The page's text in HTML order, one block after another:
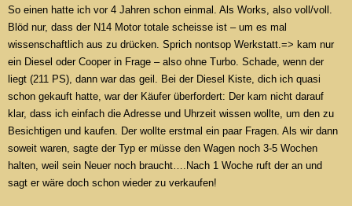
So einen hatte ich vor 4 Jahren schon einmal. Als Works, also voll/voll.
Blöd nur, dass der N14 Motor totale scheisse ist – um es mal
wissenschaftlich aus zu drücken. Sprich nontsop Werkstatt.=> kam nur
ein Diesel oder Cooper in Frage – also ohne Turbo. Schade, wenn der
liegt (211 PS), dann war das geil. Bei der Diesel Kiste, dich ich quasi
schon gekauft hatte, war der Käufer überfordert: Der kam nicht darauf
klar, dass ich einfach die Adresse und Uhrzeit wissen wollte, um den zu
Besichtigen und kaufen. Der wollte erstmal ein paar Fragen. Als wir dann
soweit waren, sagte der Typ er müsse den Wagen noch 3-5 Wochen
halten, weil sein Neuer noch braucht….Nach 1 Woche ruft der an und
sagt er wäre doch schon wieder zu verkaufen!